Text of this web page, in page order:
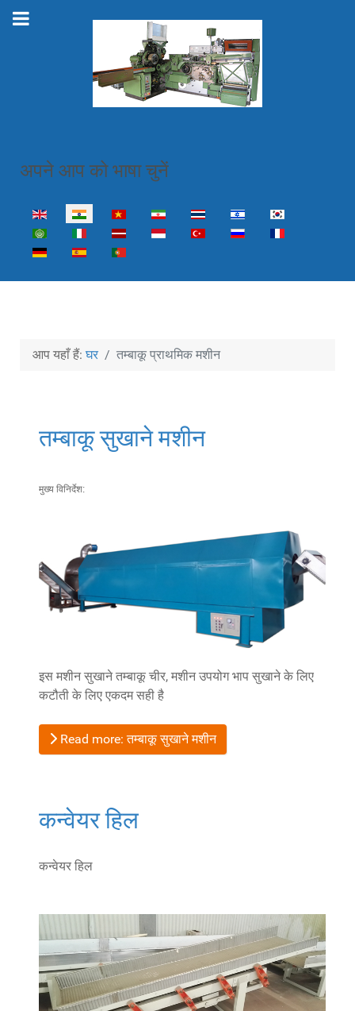
अपने आप को भाषा चुनें
Select your language
आप यहाँ हैं:घर तम्बाकू प्राथमिक मशीन
तम्बाकू सुखाने मशीन
मुख्य विनिर्देश:
इस मशीन सुखाने तम्बाकू चीर, मशीन उपयोग भाप सुखाने के लिए
कटौती के लिए एकदम सही है
Read more: तम्बाकू सुखाने मशीन
कन्वेयर हिल
कन्वेयर हिल